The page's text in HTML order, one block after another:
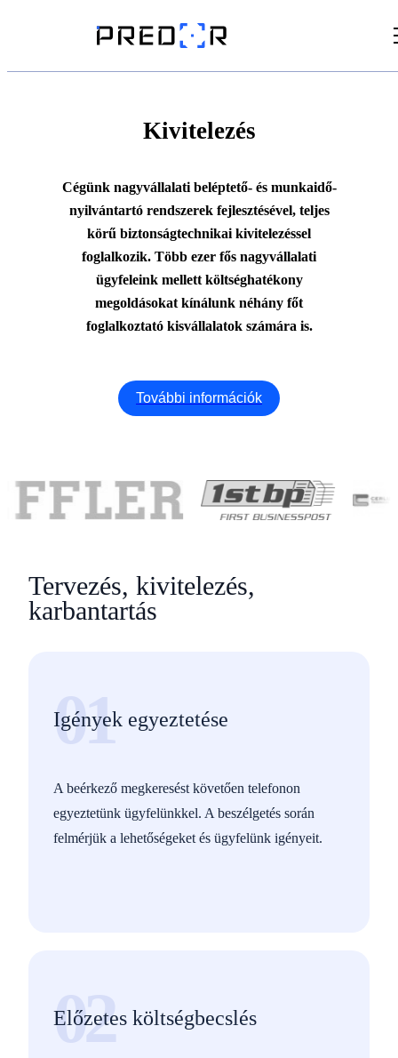
Videók
Dokumentumtár
Kivitelezés
Cégünk nagyvállalati beléptető- és munkaidő-
nyilvántartó rendszerek fejlesztésével, teljes
körű biztonságtechnikai kivitelezéssel
foglalkozik. Több ezer fős nagyvállalati
ügyfeleink mellett költséghatékony
megoldásokat kínálunk néhány főt
foglalkoztató kisvállalatok számára is.
További információk
Tervezés, kivitelezés,
karbantartás
01
Igények egyeztetése
A beérkező megkeresést követően telefonon
egyeztetünk ügyfelünkkel. A beszélgetés során
felmérjük a lehetőségeket és ügyfelünk igényeit.
02
Előzetes költségbecslés